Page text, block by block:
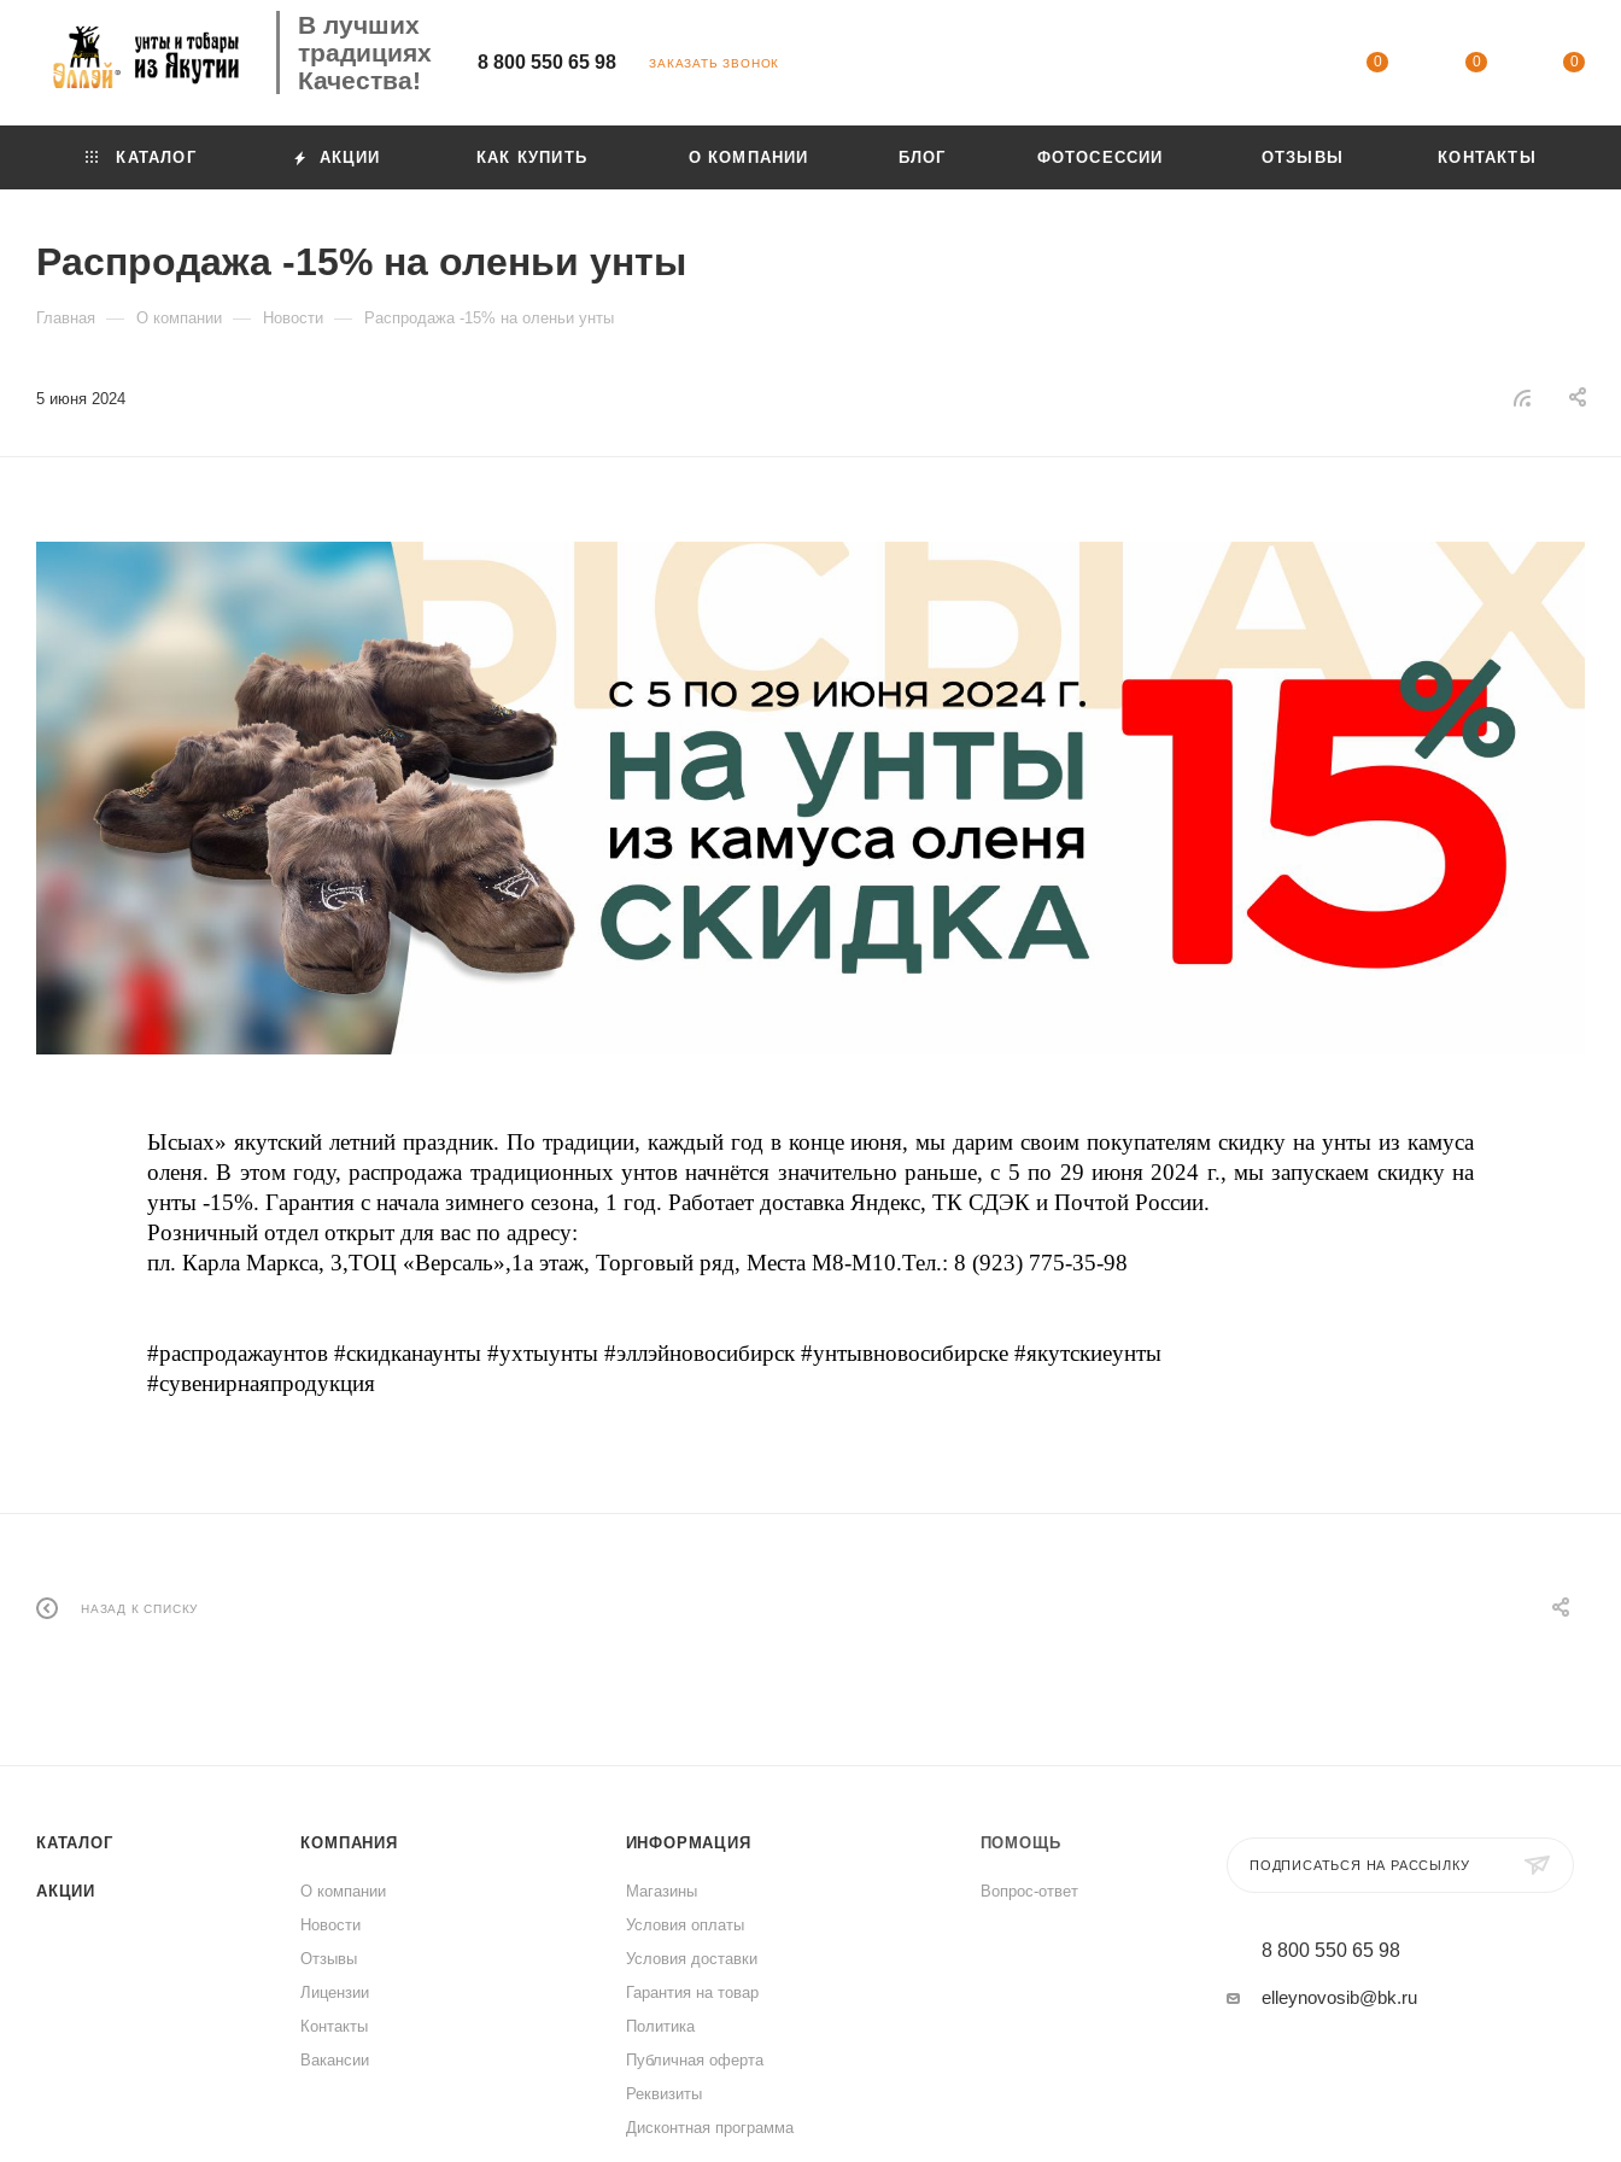
В лучших
традициях
Качества!
8 800 550 65 98 ЗАКАЗАТЬ ЗВОНОК 0 0 0
КАТАЛОГ АКЦИИ КАК КУПИТЬ О КОМПАНИИ БЛОГ ФОТОСЕССИИ ОТЗЫВЫ КОНТАКТЫ
Распродажа -15% на оленьи унты
Главная — О компании — Новости — Распродажа -15% на оленьи унты
5 июня 2024
Ысыах» якутский летний праздник. По традиции, каждый год в конце июня, мы дарим своим покупателям скидку наунты из камуса
оленя. В этом году, распродажа традиционных унтов начнётся значительно раньше, с 5 по 29 июня 2024 г., мы запускаем скидку на
унты -15%. Гарантия с начала зимнего сезона, 1 год. Работает доставка Яндекс, ТК СДЭК и Почтой России.
Розничный отдел открыт для вас по адресу:
пл. Карла Маркса, 3,ТОЦ «Версаль»,1а этаж, Торговый ряд, Места М8-М10.Тел.: 8 (923) 775-35-98
#распродажаунтов #скидканаунты #ухтыунты #эллэйновосибирск #унтывновосибирске #якутскиеунты
#сувенирнаяпродукция
НАЗАД К СПИСКУ
КАТАЛОГ
АКЦИИ
КОМПАНИЯ
О компании
Новости
Отзывы
Лицензии
Контакты
Вакансии
ИНФОРМАЦИЯ
Магазины
Условия оплаты
Условия доставки
Гарантия на товар
Политика
Публичная оферта
Реквизиты
Дисконтная программа
ПОМОЩЬ
Вопрос-ответ
ПОДПИСАТЬСЯ НА РАССЫЛКУ
8 800 550 65 98
elleynovosib@bk.ru